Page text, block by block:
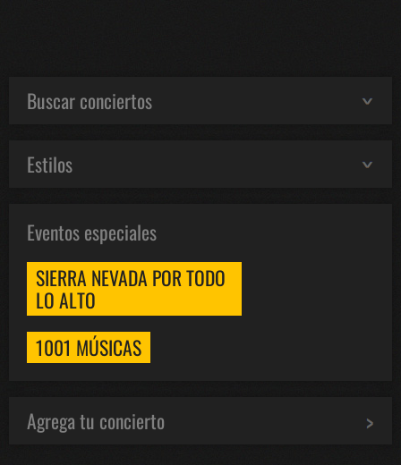
Buscar conciertos
Estilos
Eventos especiales
SIERRA NEVADA POR TODO
LO ALTO
1001 MÚSICAS
Agrega tu concierto